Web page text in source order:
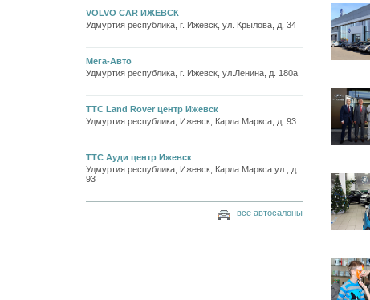
VOLVO CAR ИЖЕВСК
Удмуртия республика, г. Ижевск, ул. Крылова, д. 34
Мега-Авто
Удмуртия республика, г. Ижевск, ул.Ленина, д. 180а
ТТС Land Rover центр Ижевск
Удмуртия республика, Ижевск, Карла Маркса, д. 93
ТТС Ауди центр Ижевск
Удмуртия республика, Ижевск, Карла Маркса ул., д.
93
все автосалоны